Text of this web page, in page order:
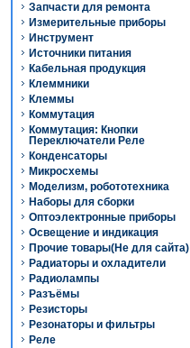
Запчасти для ремонта
Измерительные приборы
Инструмент
Источники питания
Кабельная продукция
Клеммники
Клеммы
Коммутация
Коммутация: Кнопки
Переключатели Реле
Конденсаторы
Микросхемы
Моделизм, робототехника
Наборы для сборки
Оптоэлектронные приборы
Освещение и индикация
Прочие товары(Не для сайта)
Радиаторы и охладители
Радиолампы
Разъёмы
Резисторы
Резонаторы и фильтры
Реле